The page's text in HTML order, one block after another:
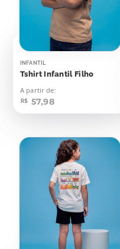
INFANTIL
Tshirt Infantil Filho
A partir de:
R$ 57,98